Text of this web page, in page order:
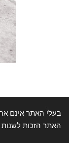
בעלי האתר אינם
האתר הזכות